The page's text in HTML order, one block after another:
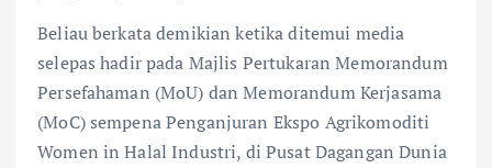
Beliau berkata demikian ketika ditemui media
selepas hadir pada Majlis Pertukaran Memorandum
Persefahaman (MoU) dan Memorandum Kerjasama
(MoC) sempena Penganjuran Ekspo Agrikomoditi
Women in Halal Industri, di Pusat Dagangan Dunia